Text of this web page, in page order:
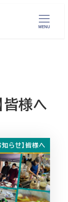
MENU
皆様へ
知らせ】皆様へ